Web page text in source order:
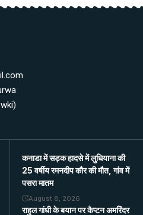
कनाडा में सड़क हादसे में लुधियाना की
25 वर्षीय रमनदीप कौर की मौत, गांव में
पसरा मातम
August 8, 2026
राहुल गांधी के बयान पर कैप्टन अमरिंदर